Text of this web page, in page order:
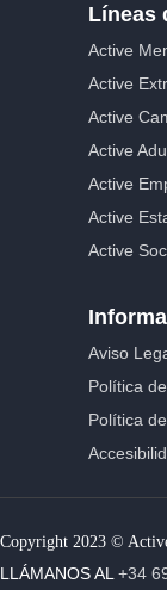
Líneas
Active
Active
Active
Active
Active
Active
Active
Aviso
Política
Política
Copyright 2023 ©
LLÁMANOS AL +34